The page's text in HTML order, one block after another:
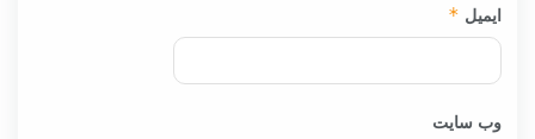
ایمیل *
وب‌ سایت